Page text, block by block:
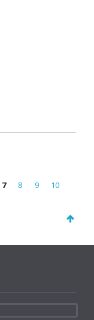
7 8 9
10